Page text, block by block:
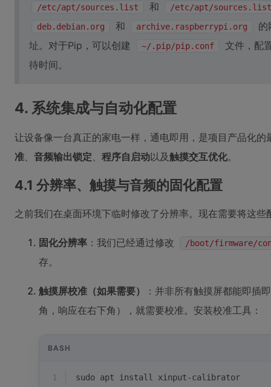
/etc/apt/sources.list 和
/etc/apt/
deb.debian.org
和 archive.raspberrypi.org
的
址。对于Pip，可以创建
~/.pip/pip.conf
文件，配
待时间。
4. 系统集成与自动化配置
让设备像一台真正的家电一样，通电即用，是项目产品化的
准、 音频输出锁定、 程序自启动以及触摸交互优化。
4.1 分辨率、触摸与音频的固化配置
之前我们在桌面环境下临时修改了分辨率。现在需要将这
固化分辨率 ：我们已经通过修改 /boot/firmware/
存。
触摸屏校准（如果需要）
：并非所有触摸屏都能即插
角，响应在右下角），就需要校准。安装校准工具：
BASH
1 sudo apt install xinput-calibrator